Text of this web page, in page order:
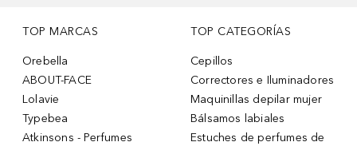
TOP MARCAS
Orebella
ABOUT-FACE
Lolavie
Typebea
Atkinsons - Perfumes
TOP CATEGORÍAS
Cepillos
Correctores e Iluminadores
Maquinillas depilar mujer
Bálsamos labiales
Estuches de perfumes de